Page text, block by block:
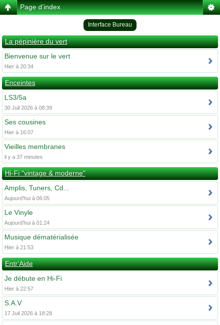
Page d’index
Interface Bureau
La pépinière du vert
Bienvenue sur le vert
Hier à 20:34
Enceintes
LS3/5a
30 Juil 2026 à 08:39
Ses cousines
Hier à 16:07
Vieilles membranes
il y a 37 minutes
Hi-Fi "vintage & moderne"
Amplis, Tuners, Cd...
Aujourd’hui à 06:05
Le Vinyle
Aujourd’hui à 01:24
Musique dématérialisée
Hier à 21:53
Entr'Aide
Je débute en Hi-Fi
Hier à 22:57
S.A.V
17 Juil 2026 à 18:28